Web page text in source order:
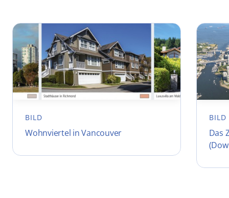
BILD
Wohnviertel in Vancouver
BILD
Das